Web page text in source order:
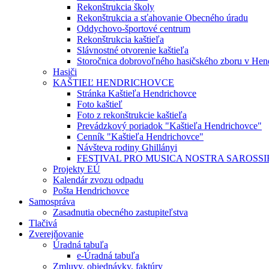
Rekonštrukcia školy
Rekonštrukcia a sťahovanie Obecného úradu
Oddychovo-športové centrum
Rekonštrukcia kaštieľa
Slávnostné otvorenie kaštieľa
Storočnica dobrovoľného hasičského zboru v
Hasiči
KAŠTIEĽ HENDRICHOVCE
Stránka Kaštieľa Hendrichovce
Foto kaštieľ
Foto z rekonštrukcie kaštieľa
Prevádzkový poriadok "Kaštieľa Hendrichovce"
Cenník "Kaštieľa Hendrichovce"
Návšteva rodiny Ghillányi
FESTIVAL PRO MUSICA NOSTRA
Projekty EÚ
Kalendár zvozu odpadu
Pošta Hendrichovce
Samospráva
Zasadnutia obecného zastupiteľstva
Tlačivá
Zverejňovanie
Úradná tabuľa
e-Úradná tabuľa
Zmluvy, objednávky, faktúry